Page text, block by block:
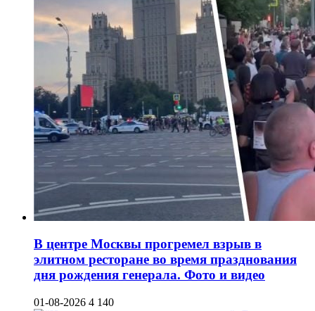
В центре Москвы прогремел взрыв в
элитном ресторане во время празднования
дня рождения генерала. Фото и видео
01-08-2026 4 140